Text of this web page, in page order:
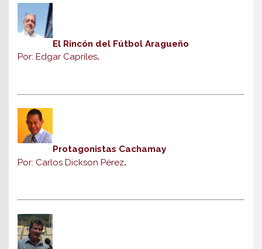
El Rincón del Fútbol Aragueño
Por: Edgar Capriles.
Protagonistas Cachamay
Por: Carlos Dickson Pérez.